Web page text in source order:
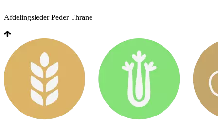
Afdelingsleder Peder Thrane